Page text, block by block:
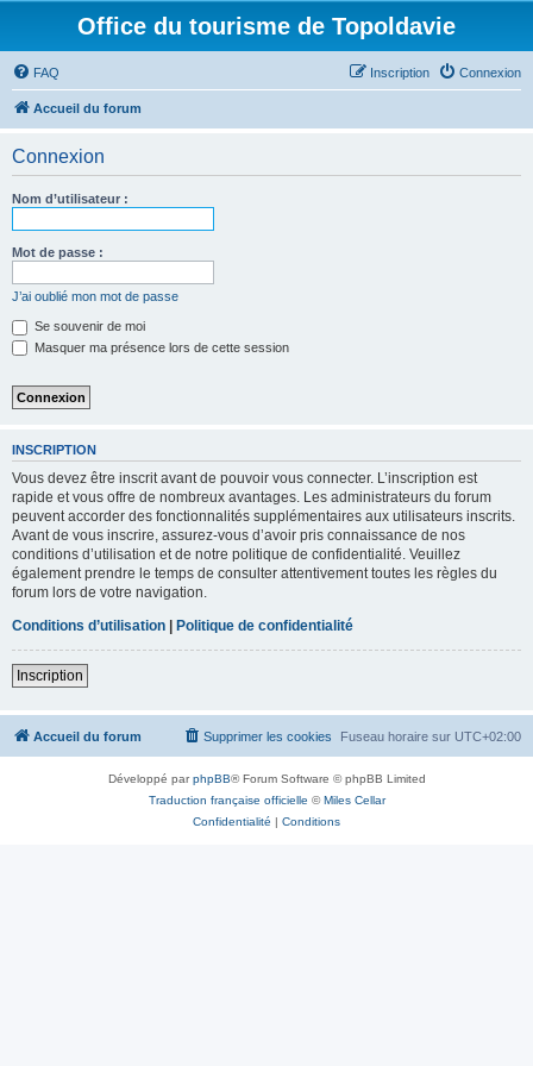
Office du tourisme de Topoldavie
FAQ Connexion
Inscription
Accueil du forum
Connexion
Nom d’utilisateur :
Mot de passe :
J’ai oublié mon mot de passe
Se souvenir de moi
Masquer ma présence lors de cette session
INSCRIPTION
Vous devez être inscrit avant de pouvoir vous connecter. L’inscription est
rapide et vous offre de nombreux avantages. Les administrateurs du forum
peuvent accorder des fonctionnalités supplémentaires aux utilisateurs inscrits.
Avant de vous inscrire, assurez-vous d’avoir pris connaissance de nos
conditions d’utilisation et de notre politique de confidentialité. Veuillez
également prendre le temps de consulter attentivement toutes les règles du
forum lors de votre navigation.
Conditions d’utilisation | Politique de confidentialité
Inscription
Accueil du forum Fuseau horaire sur UTC+02:00
Supprimer les cookies
Développé parphpBB® Forum Software © phpBB Limited
Traduction française officielle ©Miles Cellar
Confidentialité | Conditions